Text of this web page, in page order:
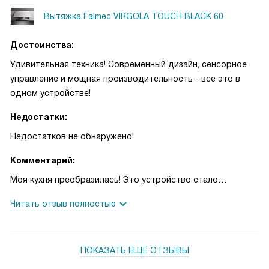
Вытяжка Falmec VIRGOLA TOUCH BLACK 60
Достоинства:
Удивительная техника! Современный дизайн, сенсорное
управление и мощная производительность - все это в
одном устройстве!
Недостатки:
Недостатков не обнаружено!
Комментарий:
Моя кухня преобразилась! Это устройство стало
функциональным помощником. Сенсорное управление
Освещение - просто находка! Регулируемое
Читать отзыв полностью
ПОКАЗАТЬ ЕЩЁ ОТЗЫВЫ